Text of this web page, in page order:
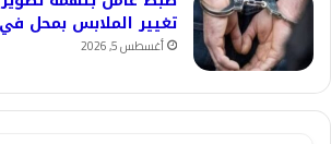
تغيير الملابس بمحل
أغسطس 5, 2026